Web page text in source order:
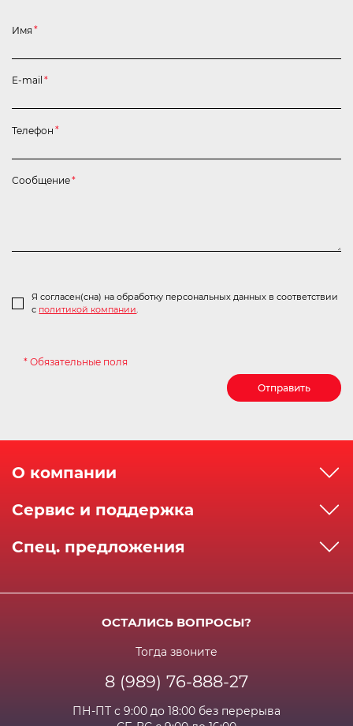
Имя *
E-mail *
Я согласен(сна) на обработку персональных данных в соответствии
с политикой компании.
Телефон *
Сообщение*
* Обязательные поля
Отправить
О компании
Сервисный центр
Сервис и поддержка
Доставка
Возрат и гарантия
Спец. предложения
Часто задаваемые вопросы
ОСТАЛИСЬ ВОПРОСЫ?
Тогда звоните
8 (989) 76-888-27
ПН-ПТ с 9:00 до 18:00 без перерыва